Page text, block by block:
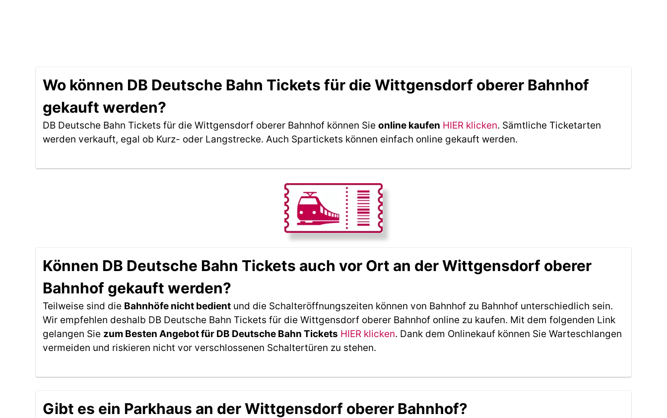
Wo können DB Deutsche Bahn Tickets für die Wittgensdorf oberer Bahnhof
gekauft werden?
DB Deutsche Bahn Tickets für die Wittgensdorf oberer Bahnhof können Sie online kaufen HIER klicken. Sämtliche Ticketarten
werden verkauft, egal ob Kurz- oder Langstrecke. Auch Spartickets können einfach online gekauft werden.
Können DB Deutsche Bahn Tickets auch vor Ort an der Wittgensdorf oberer
Bahnhof gekauft werden?
Teilweise sind die Bahnhöfe nicht bedient und die Schalteröffnungszeiten können von Bahnhof zu Bahnhof unterschiedlich sein.
Wir empfehlen deshalb DB Deutsche Bahn Tickets für die Wittgensdorf oberer Bahnhof online zu kaufen. Mit dem folgenden Link
gelangen Sie zum Besten Angebot für DB Deutsche Bahn Tickets HIER klicken. Dank dem Onlinekauf können Sie Warteschlangen
vermeiden und riskieren nicht vor verschlossenen Schaltertüren zu stehen.
Gibt es ein Parkhaus an der Wittgensdorf oberer Bahnhof?